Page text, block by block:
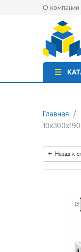
О компании
Главная
Назад к